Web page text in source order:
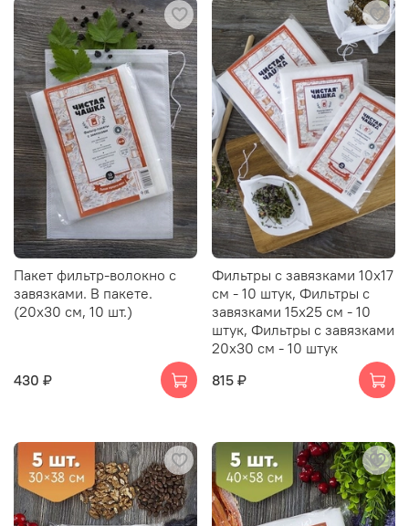
Пакет фильтр-волокно с
завязками. В пакете.
(20х30 см, 10 шт.)
430 ₽
Фильтры с завязками 10х17
см - 10 штук, Фильтры с
завязками 15х25 см - 10
штук, Фильтры с завязками
20х30 см - 10 штук
815 ₽